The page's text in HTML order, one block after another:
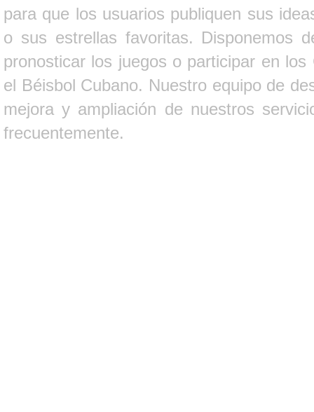
para que los usuarios publiquen sus
o sus estrellas favoritas. Disponemos
pronosticar los juegos o participar en
el Béisbol Cubano. Nuestro equipo de
mejora y ampliación de nuestros
frecuentemente.